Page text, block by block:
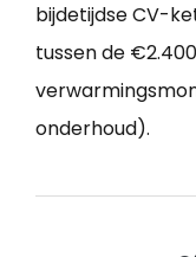
bijdetijdse CV-
tussen de
onderhoud).